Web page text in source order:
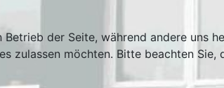
der Seite, während andere uns
zulassen möchten. Bitte beachten